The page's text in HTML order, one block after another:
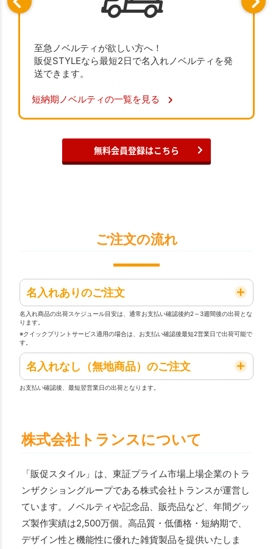
至急ノベルティが欲しい方へ！
販促STYLEなら最短2日で名入れノベルティを発
送できます。
短納期ノベルティの一覧を見る
無料会員登録はこちら
ご注文の流れ
名入れありのご注文
名入れ商品の出荷スケジュール目安は、通常お支払い確認後約2～3週間後の出荷とな
ります。
※クイックプリントサービス適用の場合は、お支払い確認後最短2営業日で出荷可能で
す。
名入れなし（無地商品）のご注文
お支払い確認後、最短翌営業日の出荷となります。
株式会社トランスについて
「販促スタイル」は、東証プライム市場上場企業のトラ
ンザクショングループである株式会社トランスが運営し
ています。ノベルティや記念品、販売品など、年間グッ
ズ製作実績は2,500万個。高品質・低価格・短納期で、
デザイン性と機能性に優れた雑貨製品を提供いたしま